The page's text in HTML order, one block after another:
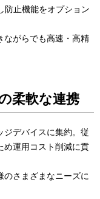
防止機能をオプション
ながらでも高速・高精
柔軟な連携
ジデバイスに集約。従
め運用コスト削減に貢
のさまざまなニーズに